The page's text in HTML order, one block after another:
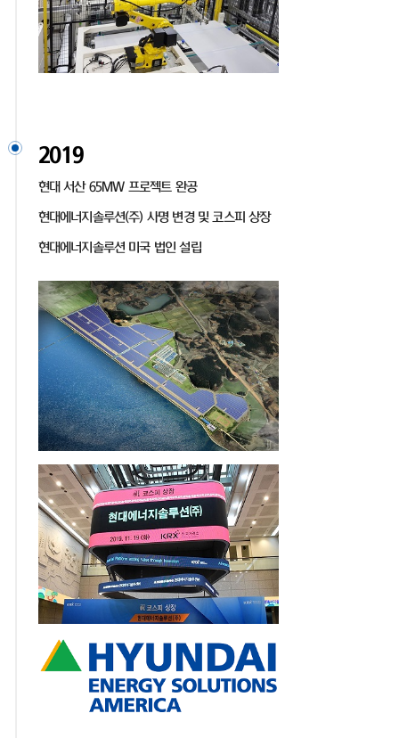
2019
현대 서산 65MW 프로젝트 완공
현대에너지솔루션(주) 사명 변경 및 코스피 상장
현대에너지솔루션 미국 법인 설립